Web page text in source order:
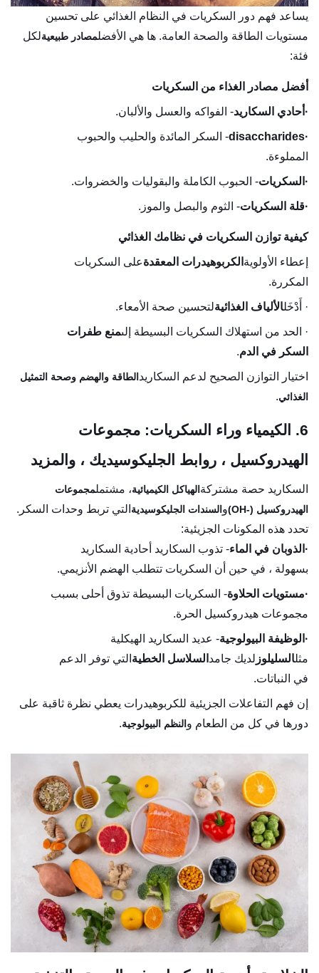
يساعد فهم دور السكريات في النظام الغذائي على تحسين
مستويات الطاقة والصحة العامة. ها هي الأفضلمصادر طبيعيةلكل
فئة:
أفضل مصادر الغذاء من السكريات
· أحادي السكاريد- الفواكه والعسل والألبان.
·
disaccharides- السكر المائدة والحليب والحبوب
المملوءة.
· السكريات- الحبوب الكاملة والبقوليات والخضروات.
·قلة السكريات- الثوم والبصل والموز.
كيفية توازن السكريات في نظامك الغذائي
إعطاء الأولوية الكربوهيدرات المعقدةعلى السكريات
المكررة.
· أَدْخَلالألياف الغذائيةلتحسين صحة الأمعاء.
· الحد من استهلاك السكريات البسيطة إلىمنع طفرات
السكر في الدم.
اختيار التوازن الصحيح لدعم السكاريد الطاقة والهضم وصحة التمثيل
الغذائي.
6. الكيمياء وراء السكريات: مجموعات
الهيدروكسيل ، روابط الجليكوسيديك ، والمزيد
السكاريد حصة مشتركة الهياكل الكيميائية، مشتملمجموعات
الهيدروكسيل (-OH)
و السندات الجليكوسيدية التي تربط وحدات السكر.
تحدد هذه المكونات الجزيئية:
· الذوبان في الماء- تذوب السكاريد أحادية السكاريد
بسهولة ، في حين أن السكريات تتطلب الهضم الأنزيمي.
·مستويات الحلاوة- السكريات البسيطة تذوق أحلى بسبب
مجموعات هيدروكسيل الحرة.
· الوظيفة البيولوجية- عديد السكاريد الهيكلية
مثلالسليلوز لديك جامد السلاسل الخطية التي توفر الدعم
في النباتات.
إن فهم التفاعلات الجزيئية للكربوهيدرات يعطي نظرة ثاقبة على
دورها في كل من الطعام و النظم البيولوجية.